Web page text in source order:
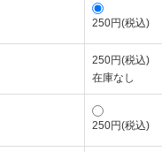
250円(税込)
250円(税込)
在庫なし
250円(税込)